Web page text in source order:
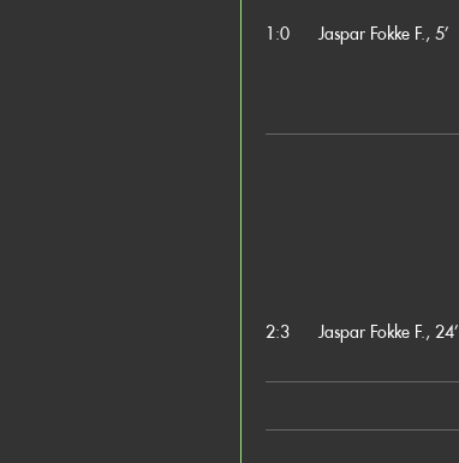
1:0
Jaspar Fokke F., 5’
2:3 Jaspar Fokke F., 24’